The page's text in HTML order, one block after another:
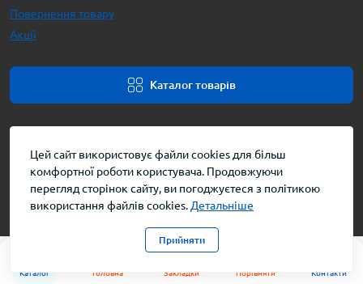
Каталог Головна Закладки
0
Порівняти Контакти
Повернення товару
Акції
Каталог товарів
Інтернет-магазин меблів © 2026
Цей сайт використовує файли cookies для більш
комфортної роботи користувача. Продовжуючи
перегляд сторінок сайту, ви погоджуєтеся з політикою
використання файлів cookies. Детальніше
Прийняти